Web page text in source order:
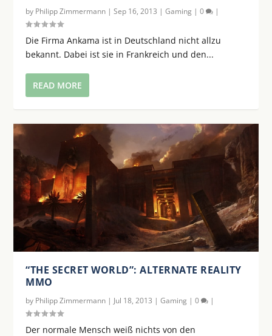
by Philipp Zimmermann |Sep 16, 2013 |Gaming |0 |
Die Firma Ankama ist in Deutschland nicht allzu
bekannt. Dabei ist sie in Frankreich und den...
READ MORE
“THE SECRET WORLD”: ALTERNATE REALITY
MMO
by Philipp Zimmermann | Jul 18, 2013 |Gaming |0 |
Der normale Mensch weiß nichts von den